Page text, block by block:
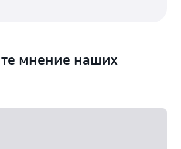
мнение наших